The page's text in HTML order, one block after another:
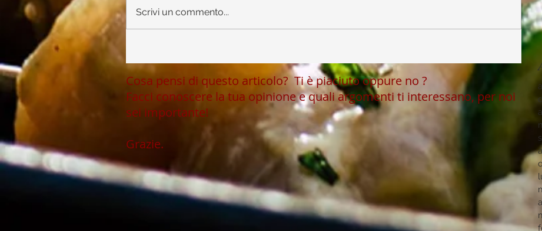
Scrivi un commento...
Cosa pensi di questo articolo?Ti è piaciuto oppure no ?
Facci conoscere la tua opinione e quali argomenti ti interessano, per noi
sei importante!
Grazie.